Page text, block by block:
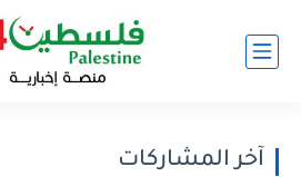
آخر المشاركات